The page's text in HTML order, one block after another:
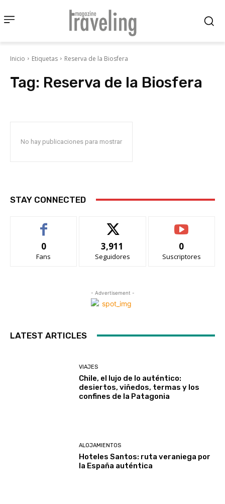
Inicio Etiquetas Reserva de la Biosfera
Tag: Reserva de la Biosfera
No hay publicaciones para mostrar
STAY CONNECTED
0
Fans
3,911
Seguidores
0
Suscriptores
- Advertisement -
LATEST ARTICLES
VIAJES
Chile, el lujo de lo auténtico:
desiertos, viñedos, termas y los
confines de la Patagonia
ALOJAMIENTOS
Hoteles Santos: ruta veraniega por
la España auténtica